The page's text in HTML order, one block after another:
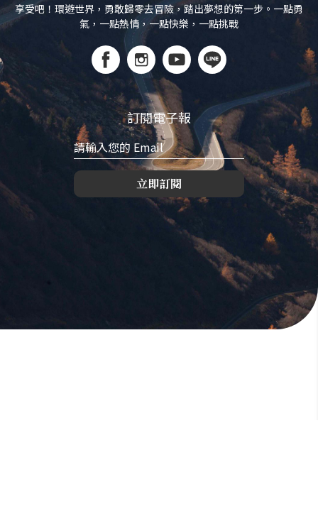
享受吧！環遊世界，勇敢歸零去冒險，踏出夢想的第一步。一點勇
氣，一點熱情，一點快樂，一點挑戰
訂閱電子報
立即訂閱